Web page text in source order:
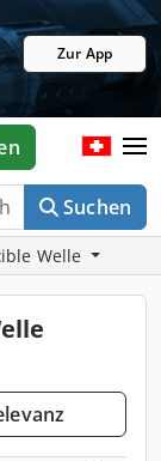
Zur App
Suchen
Welle